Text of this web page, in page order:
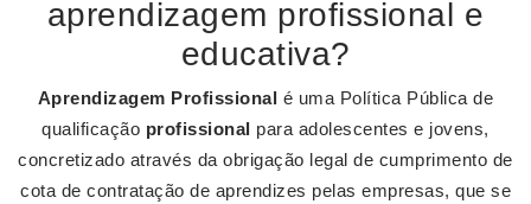
aprendizagem profissional e
educativa?
Aprendizagem Profissional é uma Política Pública de
qualificação profissional para adolescentes e jovens,
concretizado através da obrigação legal de cumprimento de
cota de contratação de aprendizes pelas empresas, que se